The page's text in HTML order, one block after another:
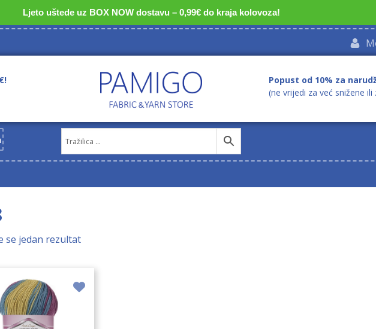
Ljeto uštede uz BOX NOW dostavu – 0,99€ do kraja kolovoza!
Popust od 10% za
(ne vrijedi za već snižene
se jedan rezultat